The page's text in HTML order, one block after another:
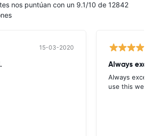
nos puntúan con un 9.1/10 de 12842
15-03-2020
Always
Always
use this